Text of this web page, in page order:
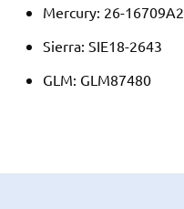
Mercury: 26-16709A2
Sierra: SIE18-2643
GLM: GLM87480